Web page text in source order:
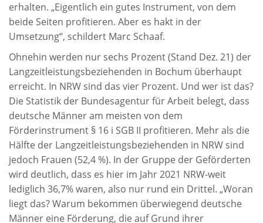
erhalten. „Eigentlich ein gutes Instrument, von dem
beide Seiten profitieren. Aber es hakt in der
Umsetzung“, schildert Marc Schaaf.
Ohnehin werden nur sechs Prozent (Stand Dez. 21) der
Langzeitleistungsbeziehenden in Bochum überhaupt
erreicht. In NRW sind das vier Prozent. Und wer ist das?
Die Statistik der Bundesagentur für Arbeit belegt, dass
deutsche Männer am meisten von dem
Förderinstrument § 16 i SGB II profitieren. Mehr als die
Hälfte der Langzeitleistungsbeziehenden in NRW sind
jedoch Frauen (52,4 %). In der Gruppe der Geförderten
wird deutlich, dass es hier im Jahr 2021 NRW-weit
lediglich 36,7% waren, also nur rund ein Drittel. „Woran
liegt das? Warum bekommen überwiegend deutsche
Männer eine Förderung, die auf Grund ihrer